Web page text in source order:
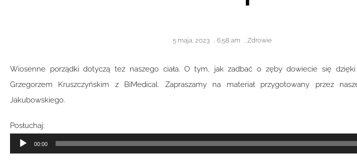
5 maja, 2023 , 6:58 am , Zdrowie
Wiosenne porządki dotyczą też naszego ciała. O tym, jak zadbać o zęby dowiecie się
Grzegorzem Kruszczyńskim z BiMedical. Zapraszamy na materiał przygotowany przez
Jakubowskiego.
Posłuchaj:
Odtwarzacz
plików
00:00